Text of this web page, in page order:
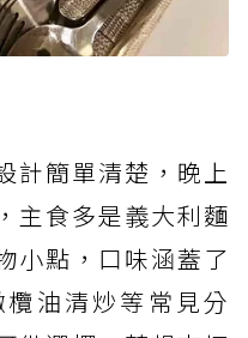
計簡單清楚，晚上
主食多是義大利麵
小點，口味涵蓋了
油清炒等常見分